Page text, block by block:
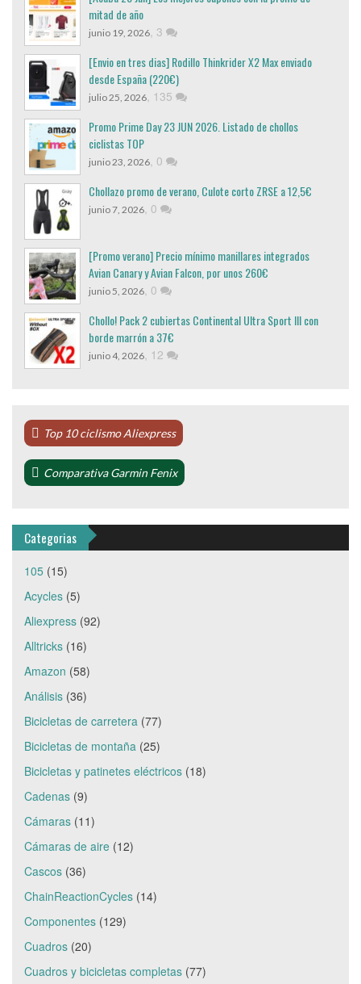
mitad de año
junio 19, 2026, 3
[Envio en tres dias] Rodillo Thinkrider X2 Max enviado
desde España (220€)
julio 25, 2026, 135
Promo Prime Day 23 JUN 2026. Listado de chollos
ciclistas TOP
junio 23, 2026, 0
Chollazo promo de verano, Culote corto ZRSE a 12,5€
junio 7, 2026, 0
[Promo verano] Precio mínimo manillares integrados
Avian Canary y Avian Falcon, por unos 260€
junio 5, 2026, 0
Chollo! Pack 2 cubiertas Continental Ultra Sport III con
borde marrón a 37€
junio 4, 2026, 12
Top 10 ciclismo Aliexpress
Comparativa Garmin Fenix
Categorias
105 (15)
Acycles (5)
Aliexpress (92)
Alltricks (16)
Amazon (58)
Análisis (36)
Bicicletas de carretera (77)
Bicicletas de montaña (25)
Bicicletas y patinetes eléctricos (18)
Cadenas (9)
Cámaras (11)
Cámaras de aire (12)
Cascos (36)
ChainReactionCycles (14)
Componentes (129)
Cuadros (20)
Cuadros y bicicletas completas (77)